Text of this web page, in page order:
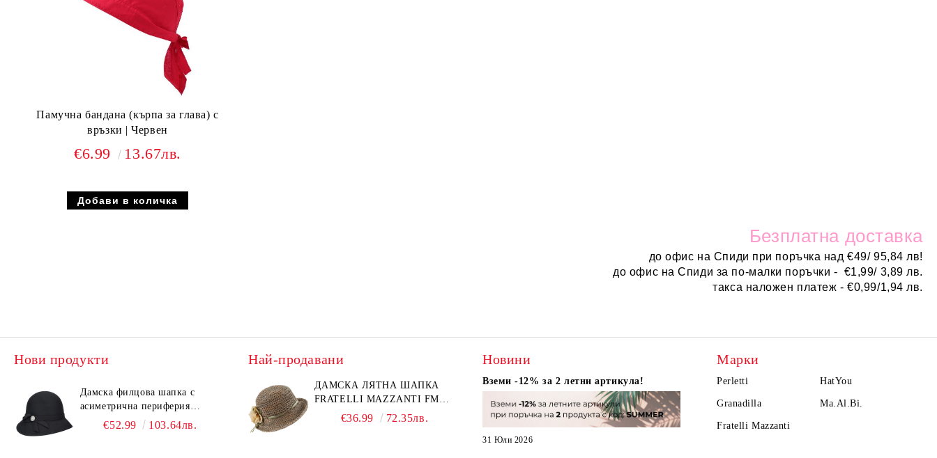
Памучна бандана (кърпа за глава) с
връзки | Червен
€6.99 13.67лв.
Безплатна доставка
до офис на Спиди при поръчка над€49/ 95,84 лв!
до офис на Спиди за по-малки поръчки - €1,99/ 3,89 лв.
такса наложен платеж -€0,99/1,94 лв.
Нови продукти
Дамска филцова шапка с
асиметрична периферия
HatYou CF0376 | Черен
€52.99 103.64лв.
Най-продавани
ДАМСКА ЛЯТНА ШАПКА
FRATELLI MAZZANTI FM
6774, НАТУРАЛЕН/ЖЪЛТО
€36.99 72.35лв.
Новини
Вземи -12% за 2 летни артикула!
31 Юли 2026
Марки
Perletti HatYou
Granadilla Ma.Al.Bi.
Fratelli Mazzanti